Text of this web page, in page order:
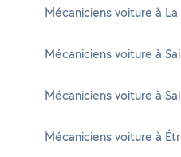
Mécaniciens voiture à
Mécaniciens voiture à
Mécaniciens voiture à
Mécaniciens voiture à